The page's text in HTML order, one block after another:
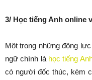
3/ Học tiếng Anh online
Một trong những động
ngữ chính là học tiếng
có người đốc thúc, kèm